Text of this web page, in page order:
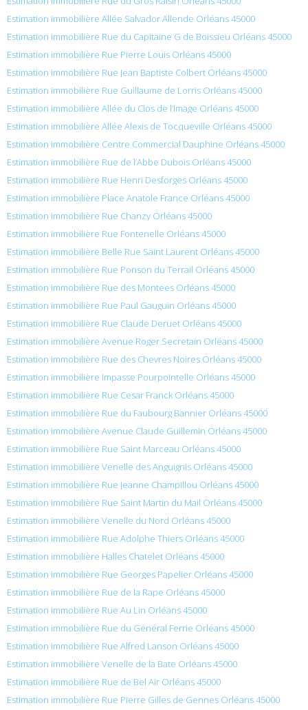
Estimation immobilière Allée Salvador Allende Orléans 45000
Estimation immobilière Rue du Capitaine G de Boissieu Orléans 45000
Estimation immobilière Rue Pierre Louis Orléans 45000
Estimation immobilière Rue Jean Baptiste Colbert Orléans 45000
Estimation immobilière Rue Guillaume de Lorris Orléans 45000
Estimation immobilière Allée du Clos de l’Image Orléans 45000
Estimation immobilière Allée Alexis de Tocqueville Orléans 45000
Estimation immobilière Centre Commercial Dauphine Orléans 45000
Estimation immobilière Rue de l’Abbe Dubois Orléans 45000
Estimation immobilière Rue Henri Desforges Orléans 45000
Estimation immobilière Place Anatole France Orléans 45000
Estimation immobilière Rue Chanzy Orléans 45000
Estimation immobilière Rue Fontenelle Orléans 45000
Estimation immobilière Belle Rue Saint Laurent Orléans 45000
Estimation immobilière Rue Ponson du Terrail Orléans 45000
Estimation immobilière Rue des Montees Orléans 45000
Estimation immobilière Rue Paul Gauguin Orléans 45000
Estimation immobilière Rue Claude Deruet Orléans 45000
Estimation immobilière Avenue Roger Secretain Orléans 45000
Estimation immobilière Rue des Chevres Noires Orléans 45000
Estimation immobilière Impasse Pourpointelle Orléans 45000
Estimation immobilière Rue Cesar Franck Orléans 45000
Estimation immobilière Rue du Faubourg Bannier Orléans 45000
Estimation immobilière Avenue Claude Guillemin Orléans 45000
Estimation immobilière Rue Saint Marceau Orléans 45000
Estimation immobilière Venelle des Anguignis Orléans 45000
Estimation immobilière Rue Jeanne Champillou Orléans 45000
Estimation immobilière Rue Saint Martin du Mail Orléans 45000
Estimation immobilière Venelle du Nord Orléans 45000
Estimation immobilière Rue Adolphe Thiers Orléans 45000
Estimation immobilière Halles Chatelet Orléans 45000
Estimation immobilière Rue Georges Papelier Orléans 45000
Estimation immobilière Rue de la Rape Orléans 45000
Estimation immobilière Rue Au Lin Orléans 45000
Estimation immobilière Rue du Général Ferrie Orléans 45000
Estimation immobilière Rue Alfred Lanson Orléans 45000
Estimation immobilière Venelle de la Bate Orléans 45000
Estimation immobilière Rue de Bel Air Orléans 45000
Estimation immobilière Rue Pierre Gilles de Gennes Orléans 45000